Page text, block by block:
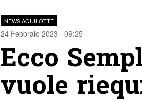
NEWS AQUILOTTE
24 Febbraio 2023 - 09:25
Ecco
vuole